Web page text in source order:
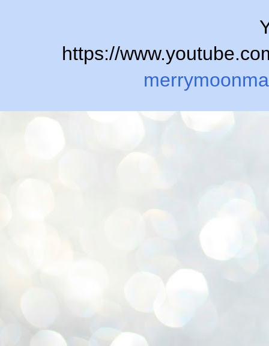
https://